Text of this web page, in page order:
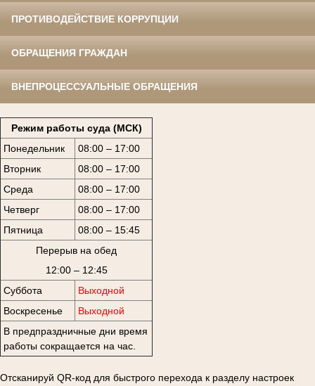
ПРОТИВОДЕЙСТВИЕ КОРРУПЦИИ
ОБРАЩЕНИЯ ГРАЖДАН
ВНЕПРОЦЕССУАЛЬНЫЕ ОБРАЩЕНИЯ
Режим работы суда (МСК)
Понедельник
08:00 – 17:00
Вторник
08:00 – 17:00
Среда
08:00 – 17:00
Четверг
08:00 – 17:00
Пятница
08:00 – 15:45
Перерыв на обед
12:00 – 12:45
Суббота
Выходной
Воскресенье
Выходной
В предпраздничные дни время
работы сокращается на час.
Отсканируй QR-код для быстрого перехода к разделу настроек